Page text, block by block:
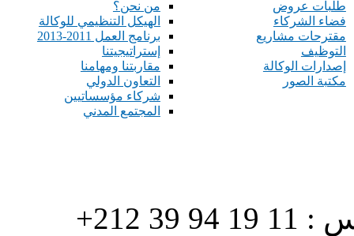
من نحن؟
الهيكل التنظيمي للوكالة
برنامج العمل 2011-2013
إستراتيجيتنا
مقاربتنا ومهامنا
التعاون الدولي
شركاء مؤسساتيين
المجتمع المدني
طلبات عروض
فضاء الشركاء
مقترحات مشاريع
التوظيف
إصدارات الوكالة
مكتبة الصور
هاتف : 90/88 32 94 39 212+ فاكس : 11 19 94 39 212+